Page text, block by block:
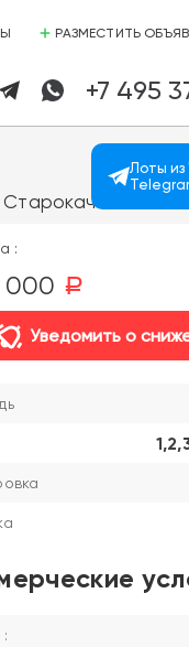
РАЗМЕСТИТЬ
+7 495
:
000 a
Уведомить о
Лоты